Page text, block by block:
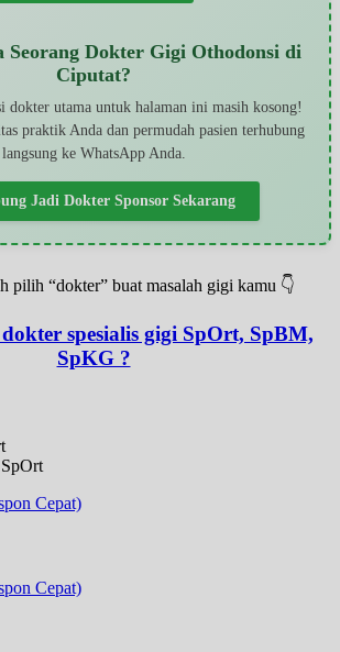
Seorang Dokter Gigi Othodonsi di
Ciputat?
dokter utama untuk halaman ini masih kosong!
praktik Anda dan permudah pasien terhubung
langsung ke WhatsApp Anda.
Jadi Dokter Sponsor Sekarang
pilih “dokter” buat masalah gigi kamu 👇
spesialis gigi SpOrt, SpBM,
SpKG ?
Cepat)
Cepat)